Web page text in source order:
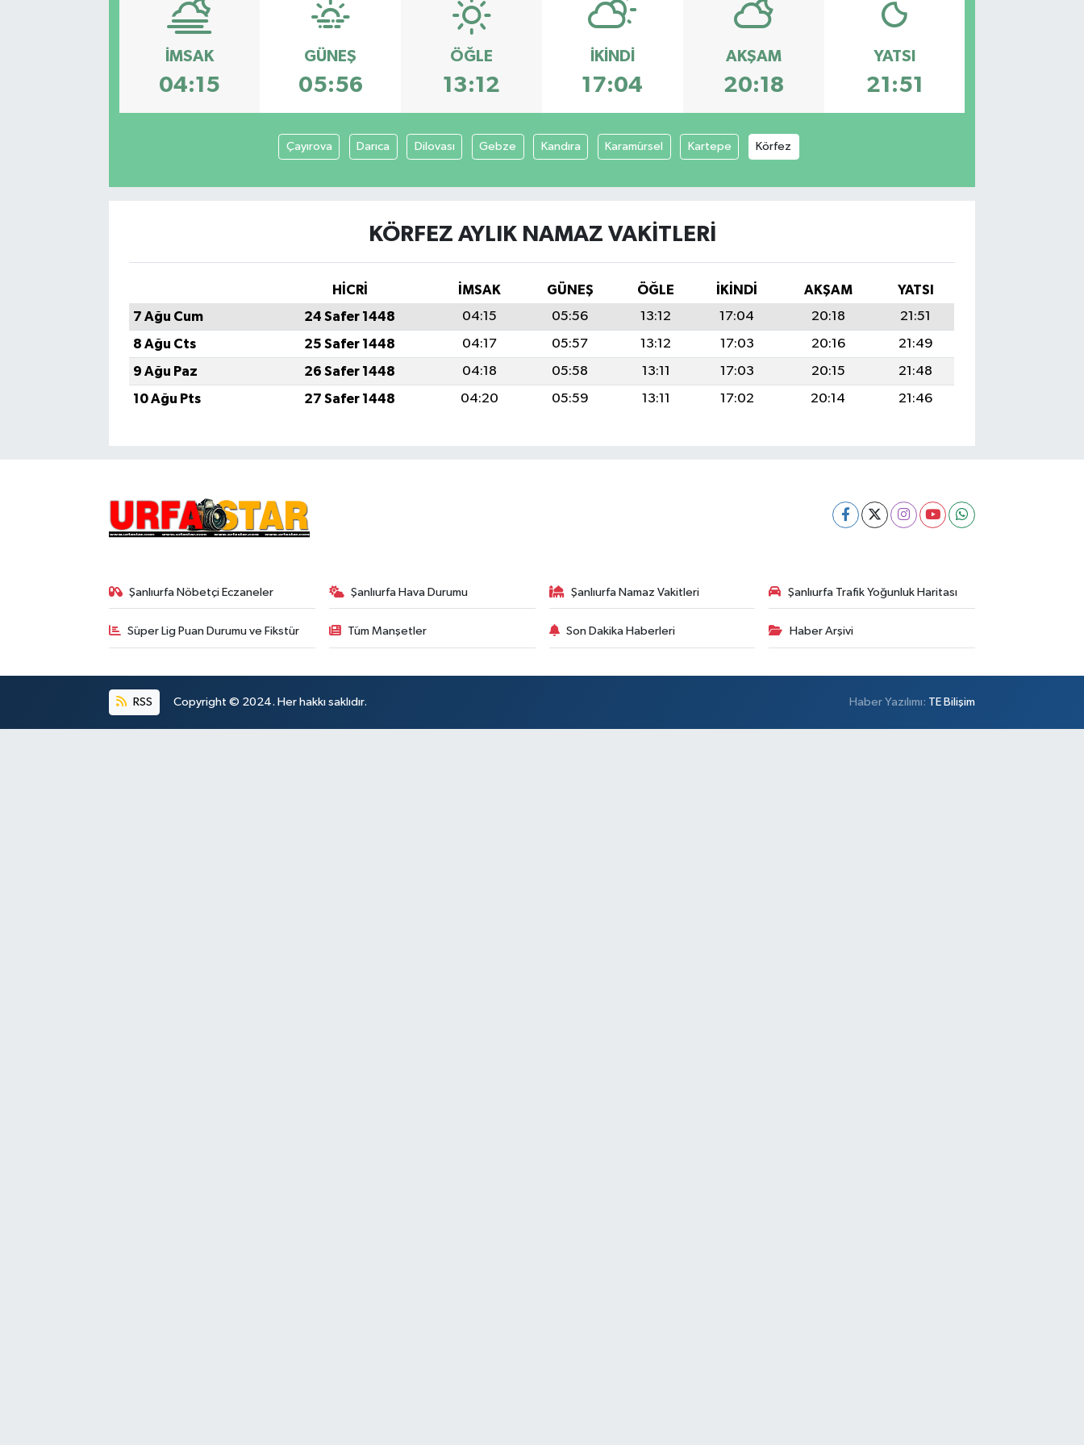
İMSAK
04:15
GÜNEŞ
05:56
ÖĞLE
13:12
İKINDI
17:04
AKŞAM
20:18
YATSI
21:51
Çayırova Darıca Dilovası Gebze Kandıra Karamürsel Kartepe Körfez
KÖRFEZ AYLIK NAMAZ VAKITLERI
HİCRİ İMSAK GÜNEŞ ÖĞLE İKINDI AKŞAM
YATSI
7 Ağu Cum
24 Safer 1448 04:15 05:56 13:12 17:04 20:18
21:51
8 Ağu Cts
25 Safer 1448 04:17 05:57 13:12 17:03 20:16
21:49
9 Ağu Paz
26 Safer 1448 04:18 05:58 13:11 17:03 20:15
21:48
10 Ağu Pts
27 Safer 1448 04:20 05:59 13:11 17:02 20:14 21:46
Şanlıurfa Nöbetçi Eczaneler Şanlıurfa Hava Durumu Şanlıurfa Namaz Vakitleri Şanlıurfa Trafik Yoğunluk Haritası
Süper Lig Puan Durumu ve Fikstür Tüm Manşetler Son Dakika Haberleri Haber Arşivi
RSS Copyright © 2024. Her hakkı saklıdır. Haber Yazılımı: TE Bilişim